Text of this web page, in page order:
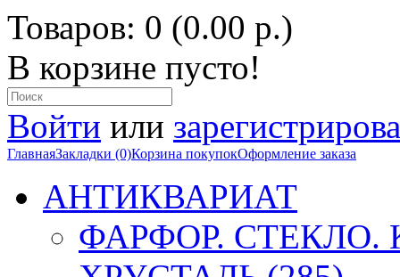
Товаров: 0 (0.00 р.)
В корзине пусто!
Войти или
ГлавнаяЗакладки (0)Корзина покупокОформление заказа
АНТИКВАРИАТ
ФАРФОР.